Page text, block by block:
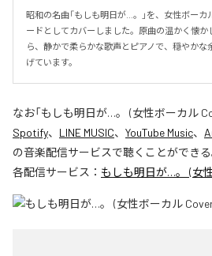
昭和の名曲「もしも明日が…。」を、女性ボー
ードとしてカバーしました。原曲の温かく懐か
ら、静かで柔らかな歌声とピアノで、穏やかな
げています。
なお「もしも明日が…。 (女性ボーカル
Spotify、 LINE MUSIC、 YouTube Music、
の音楽配信サービスで聴くことができる
各配信サービス： もしも明日が…。 (女